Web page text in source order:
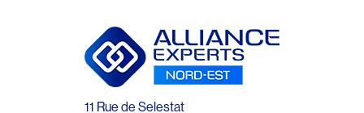
11 Rue de Selestat